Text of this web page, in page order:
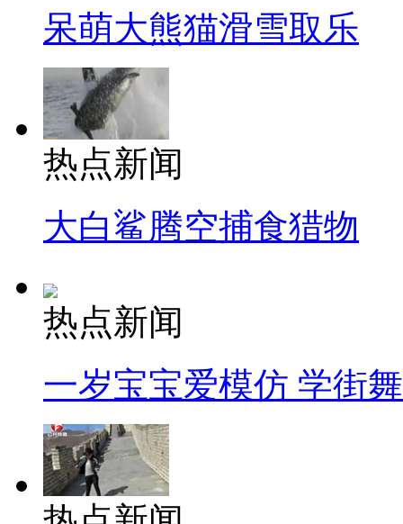
呆萌大熊猫滑雪取乐
热点新闻
大白鲨腾空捕食猎物
热点新闻
一岁宝宝爱模仿 学街